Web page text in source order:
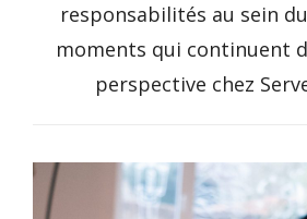
responsabilités au sein
moments qui continuent
perspective chez